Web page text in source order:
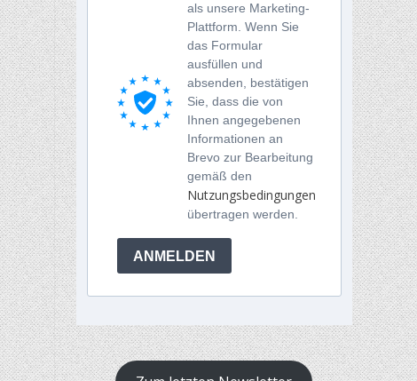
als unsere Marketing-
Plattform. Wenn Sie
das Formular
ausfüllen und
absenden, bestätigen
Sie, dass die von
Ihnen angegebenen
Informationen an
Brevo zur Bearbeitung
gemäß den
Nutzungsbedingungen
übertragen werden.
ANMELDEN